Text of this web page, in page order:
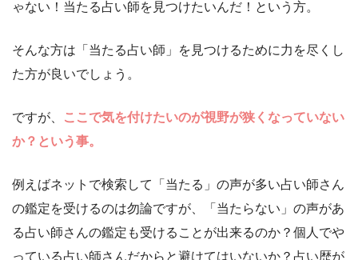
ゃない！当たる占い師を見つけたいんだ！という方。
そんな方は「当たる占い師」を見つけるために力を尽くし
た方が良いでしょう。
ですが、
ここで気を付けたいのが視野が狭くなっていない
か？という事。
例えばネットで検索して「当たる」の声が多い占い師さん
の鑑定を受けるのは勿論ですが、「当たらない」の声があ
る占い師さんの鑑定も受けることが出来るのか？個人でや
っている占い師さんだからと避けてはいないか？占い歴が